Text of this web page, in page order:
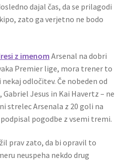
dajal čas, da se prilagodi
zato ga verjetno ne bodo
z imenomArsenal na dobri
Premier lige, mora trener to
odločitev. Če nobeden od
Jesus in Kai Havertz – ne
strelec Arsenala z 20 goli na
pogodbe z vsemi tremi.
prav zato, da bi opravil to
neuspeha nekdo drug